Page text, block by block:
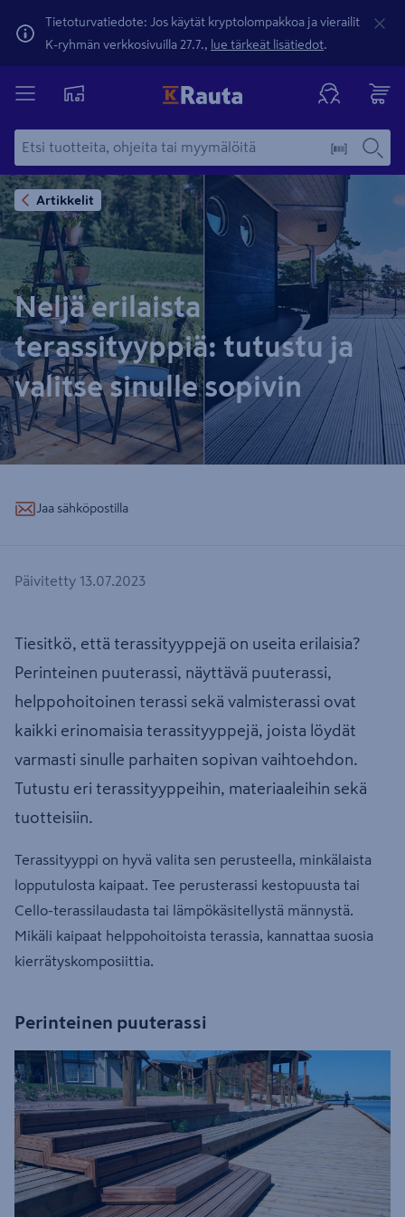
Tietoturvatiedote: Jos käytät kryptolompakkoa ja vierailit
K-ryhmän verkkosivuilla 27.7., lue tärkeät lisätiedot.
Artikkelit
Neljä erilaista
terassityyppiä: tutustu ja
valitse sinulle sopivin
Jaa sähköpostilla
Päivitetty 13.07.2023
Tiesitkö, että terassityyppejä on useita erilaisia?
Perinteinen puuterassi, näyttävä puuterassi,
helppohoitoinen terassi sekä valmisterassi ovat
kaikki erinomaisia terassityyppejä, joista löydät
varmasti sinulle parhaiten sopivan vaihtoehdon.
Tutustu eri terassityyppeihin, materiaaleihin sekä
tuotteisiin.
Terassityyppi on hyvä valita sen perusteella, minkälaista
lopputulosta kaipaat. Tee perusterassi kestopuusta tai
Cello-terassilaudasta tai lämpökäsitellystä männystä.
Mikäli kaipaat helppohoitoista terassia, kannattaa suosia
kierrätyskomposiittia.
Perinteinen puuterassi